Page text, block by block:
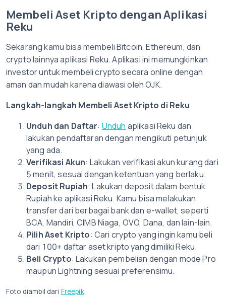
Membeli Aset Kripto dengan Aplikasi
Reku
Sekarang kamu bisa membeli Bitcoin, Ethereum, dan
crypto lainnya aplikasi Reku. Aplikasi ini memungkinkan
investor untuk membeli crypto secara online dengan
aman dan mudah karena diawasi oleh OJK.
Langkah-langkah Membeli Aset Kripto di Reku
Unduh dan Daftar: Unduh aplikasi Reku dan
lakukan pendaftaran dengan mengikuti petunjuk
yang ada.
Verifikasi Akun: Lakukan verifikasi akun kurang dari
5 menit, sesuai dengan ketentuan yang berlaku.
Deposit Rupiah: Lakukan deposit dalam bentuk
Rupiah ke aplikasi Reku. Kamu bisa melakukan
transfer dari berbagai bank dan e-wallet, seperti
BCA, Mandiri, CIMB Niaga, OVO, Dana, dan lain-lain.
Pilih Aset Kripto: Cari crypto yang ingin kamu beli
dari 100+ daftar aset kripto yang dimiliki Reku.
Beli Crypto: Lakukan pembelian dengan mode Pro
maupun Lightning sesuai preferensimu.
Foto diambil dari Freepik.